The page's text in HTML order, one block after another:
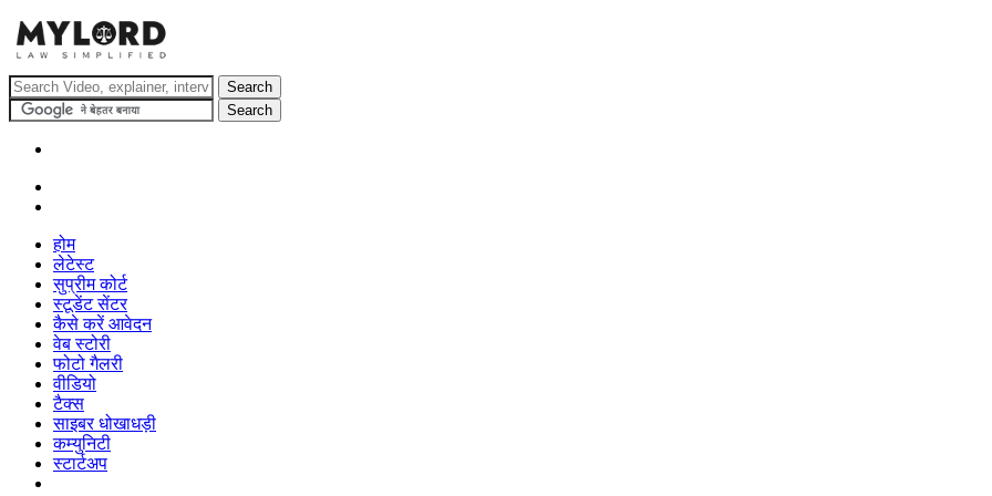
होम
लेटेस्ट
सुप्रीम कोर्ट
स्टूडेंट सेंटर
कैसे करें आवेदन
वेब स्टोरी
फोटो गैलरी
वीडियो
टैक्स
साइबर धोखाधड़ी
कम्युनिटी
स्टार्टअप